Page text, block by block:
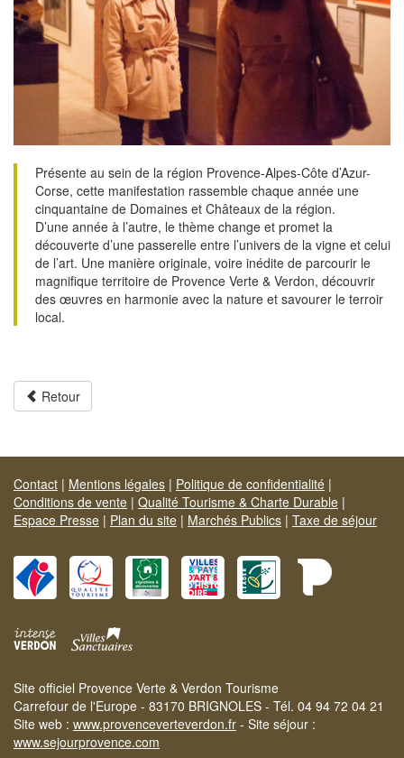
Présente au sein de la région Provence-Alpes-Côte d’Azur-
Corse, cette manifestation rassemble chaque année une
cinquantaine de Domaines et Châteaux de la région.
D’une année à l’autre, le thème change et promet la
découverte d’une passerelle entre l’univers de la vigne et celui
de l’art. Une manière originale, voire inédite de parcourir le
magnifique territoire de Provence Verte & Verdon, découvrir
des œuvres en harmonie avec la nature et savourer le terroir
local.
Retour
Contact | Mentions légales | Politique de confidentialité |
Conditions de vente | Qualité Tourisme & Charte Durable |
Espace Presse | Plan du site | Marchés Publics | Taxe de séjour
Site officiel Provence Verte & Verdon Tourisme
Carrefour de l'Europe - 83170 BRIGNOLES - Tél. 04 94 72 04 21
Site web : www.provenceverteverdon.fr - Site séjour :
www.sejourprovence.com